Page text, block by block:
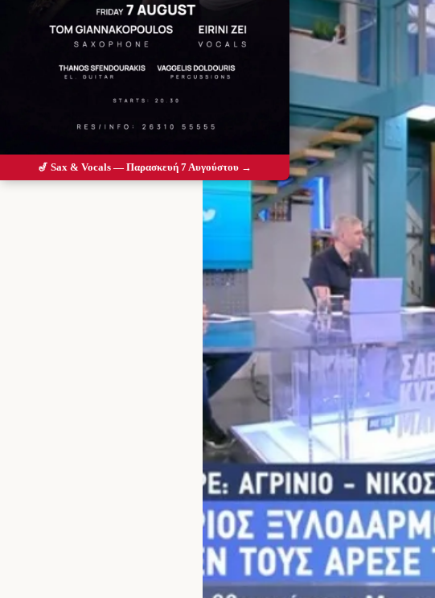
🎷 Sax & Vocals — Παρασκευή 7 Αυγούστου →